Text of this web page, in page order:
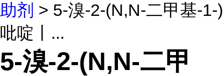
助剂 > 5-溴-2-(N,N-二甲基-1-)
吡啶丨...
5-溴-2-(N,N-二甲